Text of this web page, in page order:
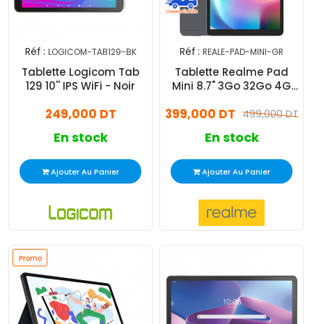
Réf : LOGICOM-TAB129-BK
Tablette Logicom Tab
129 10'' IPS WiFi - Noir
249,000 DT
En stock
Ajouter Au Panier
Réf : REALE-PAD-MINI-GR
Tablette Realme Pad
Mini 8.7" 3Go 32Go 4G
499,000 DT
399,000 DT
En stock
Ajouter Au Panier
Promo